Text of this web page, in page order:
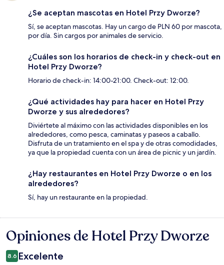
¿Se aceptan mascotas en Hotel Przy Dworze?
Sí, se aceptan mascotas. Hay un cargo de PLN 60 por mascota,
por día. Sin cargos por animales de servicio.
¿Cuáles son los horarios de check-in y check-out en
Hotel Przy Dworze?
Horario de check-in: 14:00-21:00. Check-out: 12:00.
¿Qué actividades hay para hacer en Hotel Przy
Dworze y sus alrededores?
Diviértete al máximo con las actividades disponibles en los
alrededores, como pesca, caminatas y paseos a caballo.
Disfruta de un tratamiento en el spa y de otras comodidades,
ya que la propiedad cuenta con un área de picnic y un jardín.
¿Hay restaurantes en Hotel Przy Dworze o en los
alrededores?
Sí, hay un restaurante en la propiedad.
Opiniones
Opiniones de Hotel Przy Dworze
8.6 Excelente